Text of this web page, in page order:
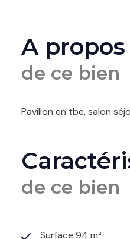
A propos
de ce bien
Pavillon en tbe, salon
de ce bien
Surface 94 m²